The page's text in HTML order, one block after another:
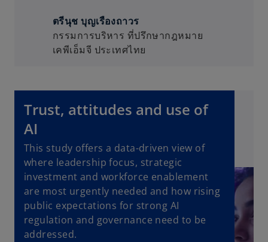
ตรีนุช บุญเรืองถาวร
กรรมการบริหาร ที่ปรึกษากฎหมาย
เคพีเอ็มจี ประเทศไทย
Trust, attitudes and use of
AI
This study offers a data-driven view of
where leadership focus, strategic
investment and workforce enablement
are most urgently needed and how rising
public expectations for strong AI
regulation and governance need to be
addressed.